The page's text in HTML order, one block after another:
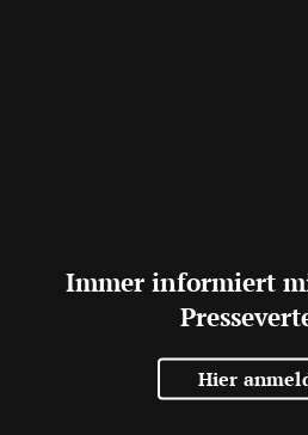
Immer informiert
Hier